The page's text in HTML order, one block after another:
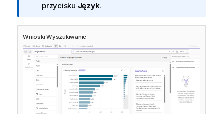
przycisku Język.
Wnioski Wyszukiwanie